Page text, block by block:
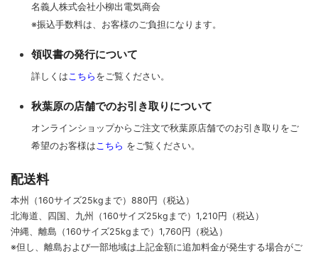
名義人株式会社小柳出電気商会
※振込手数料は、お客様のご負担になります。
領収書の発行について
詳しくは こちら をご覧ください。
秋葉原の店舗でのお引き取りについて
オンラインショップからご注文で秋葉原店舗でのお引き取りをご
希望のお客様は こちら をご覧ください。
配送料
本州（160サイズ25kgまで）880円（税込）
北海道、四国、九州 （160サイズ25kgまで） 1,210円（税込）
沖縄、離島 （160サイズ25kgまで） 1,760円（税込）
※但し、離島および一部地域は上記金額に追加料金が発生する場合がご